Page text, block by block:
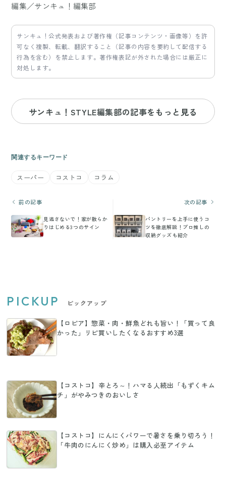
編集／サンキュ！編集部
サンキュ！公式発表および著作権（記事コンテンツ・画像等）を許
可なく複製、転載、翻訳すること（記事の内容を要約して配信する
行為を含む）を禁止します。著作権表記が外された場合には厳正に
対処します。
サンキュ！STYLE編集部の記事をもっと見る
関連するキーワード
スーパー コストコ コラム
前の記事
見逃さないで！家が散らか
りはじめる3つのサイン
次の記事
パントリーを上手に使うコ
ツを徹底解説！プロ推しの
収納グッズも紹介
PICKUP ピックアップ
【ロピア】惣菜・肉・鮮魚どれも旨い！「買って良
かった」リピ買いしたくなるおすすめ3選
【コストコ】辛とろ～！ハマる人続出「もずくキム
チ」がやみつきのおいしさ
【コストコ】にんにくパワーで暑さを乗り切ろう！
「牛肉のにんにく炒め」は購入必至アイテム